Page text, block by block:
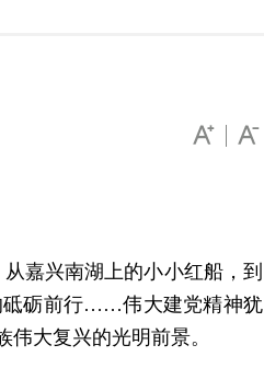
嘉兴南湖上的小小红船，到
砥砺前行……伟大建党精神犹
大复兴的光明前景。